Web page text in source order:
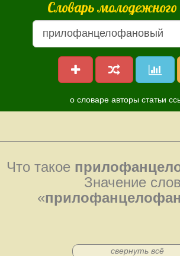
Словарь молодежного
о словаре авторы статьи
Что такое
Значение слов
«
свернуть всё